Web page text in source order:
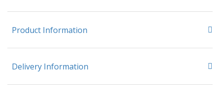
Product Information
Delivery Information